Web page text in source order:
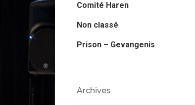
Comité Haren
Non classé
Prison – Gevangenis
Archives